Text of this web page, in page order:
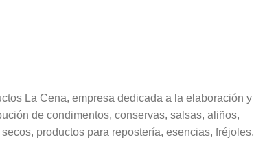
La Cena, empresa dedicada a la elaboración y
de condimentos, conservas, salsas, aliños,
secos, productos para repostería, esencias, fréjoles,